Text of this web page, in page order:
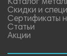
Каталог
Скидки и
Сертификаты
Статьи
Акции